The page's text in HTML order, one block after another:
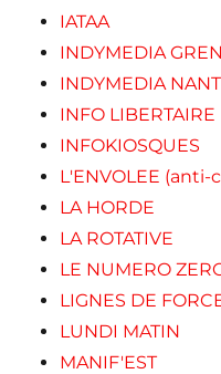
IATAA
INDYMEDIA
INDYMEDIA
INFO LIBERTAIRE
INFOKIOSQUES
L'ENVOLEE (anti-
LA HORDE
LA ROTATIVE
LE NUMERO
LIGNES DE
LUNDI MATIN
MANIF'EST